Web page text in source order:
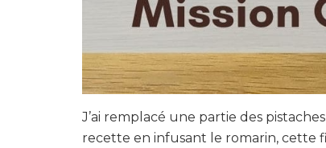
J’ai remplacé une partie des
recette en infusant le romarin,